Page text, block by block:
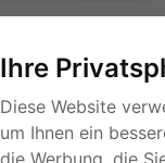
Ihre
Diese Website
um Ihnen ein
die Werbung, die